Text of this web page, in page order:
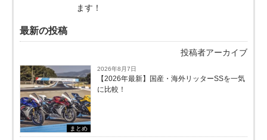
ます！
最新の投稿
投稿者アーカイブ
まとめ
2026年8月7日
【2026年最新】国産・海外リッターSSを一気
に比較！